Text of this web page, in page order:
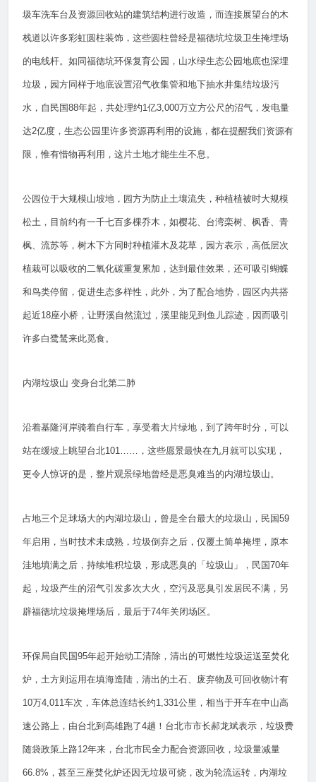
圾车洗车台及资源回收站的建筑结构进行改造，而连接展望台的木
栈道以许多彩虹圆柱装饰，这些圆柱曾经是福德坑垃圾卫生掩埋场
的电线杆。如同福德坑环保复育公园，山水绿生态公园地底也深埋
垃圾，园方同样于地底设置沼气收集管和地下抽水井集结垃圾污
水，自民国88年起，共处理约1亿3,000万立方公尺的沼气，发电量
达2亿度，生态公园里许多资源再利用的设施，都在提醒我们资源有
限，惟有惜物再利用，这片土地才能生生不息。
公园位于大规模山坡地，园方为防止土壤流失，种植植被时大规模
松土，目前约有一千七百多棵乔木，如樱花、台湾栾树、枫香、青
枫、流苏等，树木下方同时种植灌木及花草，园方表示，高低层次
植栽可以吸收的二氧化碳重复累加，达到最佳效果，还可吸引蝴蝶
和鸟类停留，促进生态多样性，此外，为了配合地势，园区内共搭
起近18座小桥，让野溪自然流过，溪里能见到鱼儿踪迹，因而吸引
许多白鹭鸶来此觅食。
内湖垃圾山 变身台北第二肺
沿着基隆河岸骑着自行车，享受着大片绿地，到了跨年时分，可以
站在缓坡上眺望台北101……，这些愿景最快在九月就可以实现，
更令人惊讶的是，整片观景绿地曾经是恶臭难当的内湖垃圾山。
占地三个足球场大的内湖垃圾山，曾是全台最大的垃圾山，民国59
年启用，当时技术未成熟，垃圾倒弃之后，仅覆土简单掩埋，原本
洼地填满之后，持续堆积垃圾，形成恶臭的「垃圾山」，民国70年
起，垃圾产生的沼气引发多次大火，空污及恶臭引发居民不满，另
辟福德坑垃圾掩埋场后，最后于74年关闭场区。
环保局自民国95年起开始动工清除，清出的可燃性垃圾运送至焚化
炉，土方则运用在填海造陆，清出的土石、废弃物及可回收物计有
10万4,011车次，车体总连结长约1,331公里，相当于开车在中山高
速公路上，由台北到高雄跑了4趟！台北市市长郝龙斌表示，垃圾费
随袋政策上路12年来，台北市民全力配合资源回收，垃圾量减量
66.8%，甚至三座焚化炉还因无垃圾可烧，改为轮流运转，内湖垃